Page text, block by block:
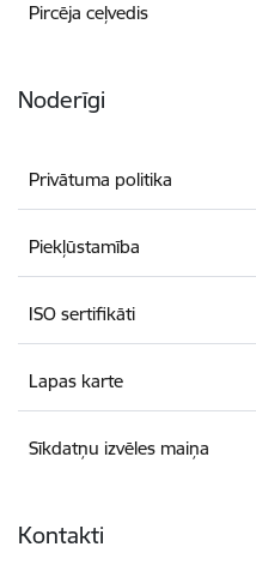
Pircēja ceļvedis
Noderīgi
Privātuma politika
Piekļūstamība
ISO sertifikāti
Lapas karte
Sīkdatņu izvēles maiņa
Kontakti